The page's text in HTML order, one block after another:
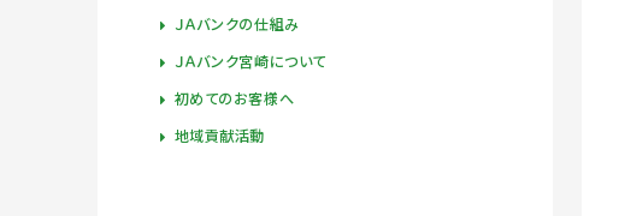
ＪＡバンクの仕組み
ＪＡバンク宮崎について
初めてのお客様へ
地域貢献活動